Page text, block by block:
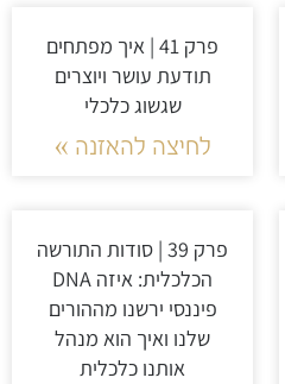
פרק 41 | איך מפתחים
תודעת עושר ויוצרים
שגשוג כלכלי
לחיצה להאזנה »
פרק 39 | סודות התורשה
הכלכלית: איזה DNA
פיננסי ירשנו מההורים
שלנו ואיך הוא מנהל
אותנו כלכלית